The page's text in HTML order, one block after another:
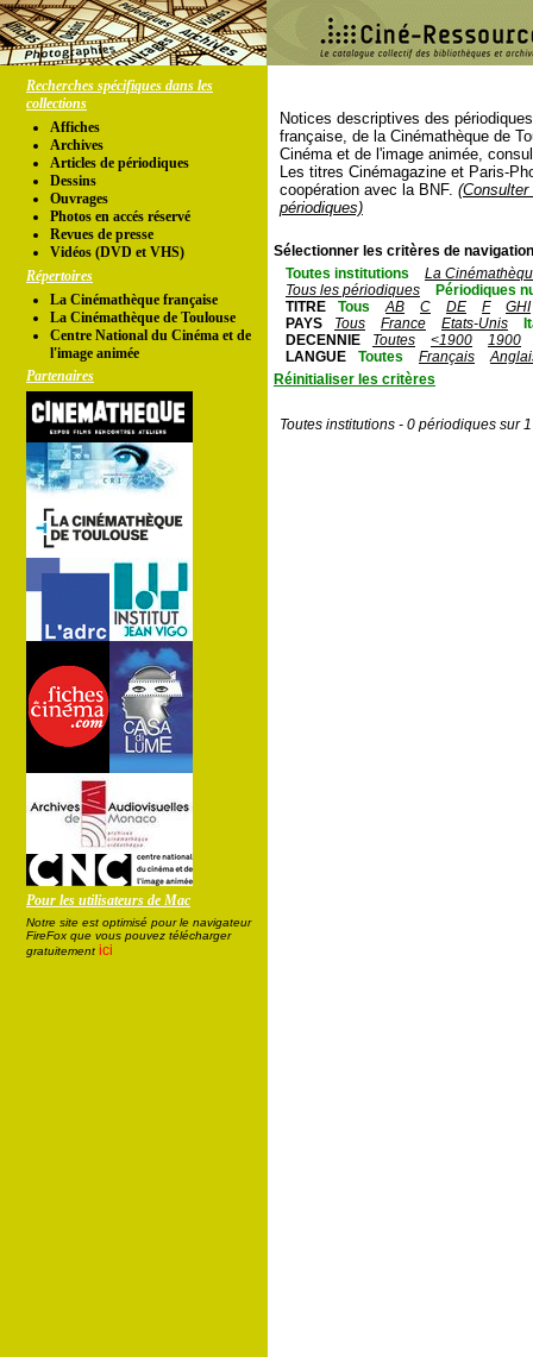
Recherches spécifiques dans les
collections
Affiches
Archives
Articles de périodiques
Dessins
Ouvrages
Photos en accés réservé
Revues de presse
Vidéos (DVD et VHS)
Répertoires
La Cinémathèque française
La Cinémathèque de Toulouse
Centre National du Cinéma et de
l'image animée
Partenaires
Pour les utilisateurs de Mac
Notre site est optimisé pour le navigateur
FireFox que vous pouvez télécharger
gratuitement ici
Notices descriptives des
française, de la Cinémathèque de
Cinéma et de l'image animée,
Les titres Cinémagazine et Paris-
coopération avec la BNF.
périodiques)
Sélectionner les critères de
Toutes institutions
La
Tous les périodiques
Périodiques
TITRE
Tous AB C DE F
GHI
PAYS
Tous France Etats-Unis
DECENNIE
Toutes <1900
1900
LANGUE
Toutes Français
Réinitialiser les critères
Toutes institutions - 0 périodiques sur